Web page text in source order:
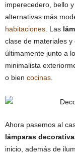
imperecedero, bello
alternativas más
habitaciones . Las
clase de materiales
últimamente junto a
minimalista
o bien cocinas
Ahora pasemos al
lámparas
inicio, además de